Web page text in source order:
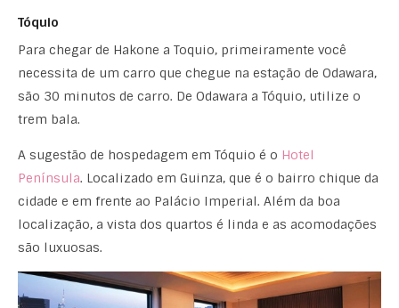
Tóquio
Para chegar de Hakone a Toquio, primeiramente você
necessita de um carro que chegue na estação de Odawara,
são 30 minutos de carro. De Odawara a Tóquio, utilize o
trem bala.
A sugestão de hospedagem em Tóquio é o Hotel
Península. Localizado em Guinza, que é o bairro chique da
cidade e em frente ao Palácio Imperial. Além da boa
localização, a vista dos quartos é linda e as acomodações
são luxuosas.